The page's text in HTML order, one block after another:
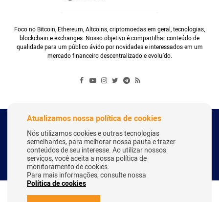
Foco no Bitcoin, Ethereum, Altcoins, criptomoedas em geral, tecnologias,
blockchain e exchanges. Nosso objetivo é compartilhar conteúdo de
qualidade para um público ávido por novidades e interessados em um
mercado financeiro descentralizado e evoluído.
Copyright Webitcoin 2018 - Todos os Direitos Reservados
Desenvolvido por: Herick Correa
Atualizamos nossa política de cookies
Nós utilizamos cookies e outras tecnologias
semelhantes, para melhorar nossa pauta e trazer
conteúdos de seu interesse. Ao utilizar nossos
serviços, você aceita a nossa política de
monitoramento de cookies.
Para mais informações, consulte nossa
Política de cookies